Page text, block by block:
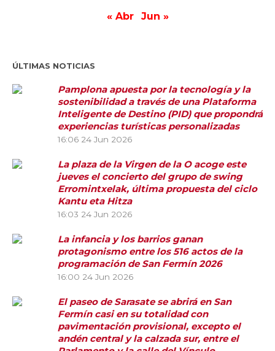
« Abr Jun »
ÚLTIMAS NOTICIAS
Pamplona apuesta por la tecnología y la
sostenibilidad a través de una Plataforma
Inteligente de Destino (PID) que propondrá
experiencias turísticas personalizadas
16:06 24 Jun 2026
La plaza de la Virgen de la O acoge este
jueves el concierto del grupo de swing
Erromintxelak, última propuesta del ciclo
Kantu eta Hitza
16:03 24 Jun 2026
La infancia y los barrios ganan
protagonismo entre los 516 actos de la
programación de San Fermín 2026
16:00 24 Jun 2026
El paseo de Sarasate se abrirá en San
Fermín casi en su totalidad con
pavimentación provisional, excepto el
andén central y la calzada sur, entre el